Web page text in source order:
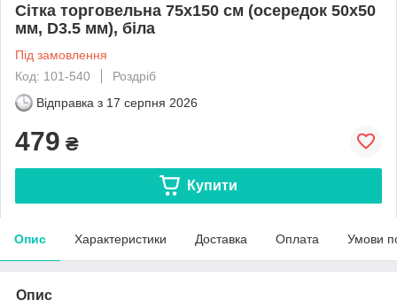
Сітка торговельна 75х150 см (осередок 50х50
мм, D3.5 мм), біла
Під замовлення
Код: 101-540
Роздріб
Відправка з 17 серпня 2026
479 ₴
Купити
Опис Характеристики Доставка Оплата Умови
Опис